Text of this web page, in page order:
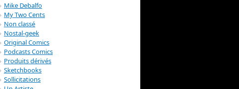
Mike Debalfo
My Two Cents
Non classé
Nostal-geek
Original Comics
Podcasts Comics
Produits dérivés
Sketchbooks
Sollicitations